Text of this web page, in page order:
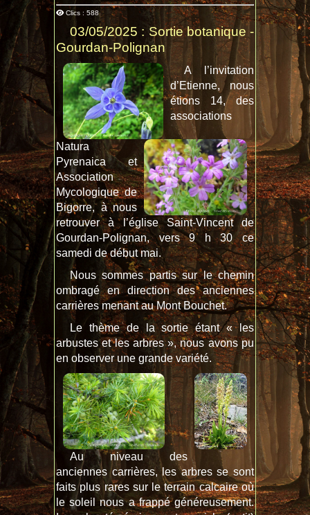
Clics : 588
03/05/2025 : Sortie botanique -
Gourdan-Polignan
A l’invitation
d’Etienne, nous
étions 14, des
associations
Natura
Pyrenaica et
Association
Mycologique de
Bigorre, à nous
retrouver à l’église Saint-Vincent de
Gourdan-Polignan, vers 9 h 30 ce
samedi de début mai.
Nous sommes partis sur le chemin
ombragé en direction des anciennes
carrières menant au Mont Bouchet.
Le thème de la sortie étant « les
arbustes et les arbres », nous avons pu
en observer une grande variété.
Au niveau des
anciennes carrières, les arbres se sont
faits plus rares sur le terrain calcaire où
le soleil nous a frappé généreusement.